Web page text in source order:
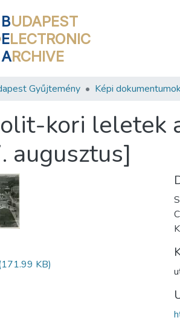
BUDAPEST
ELECTRONIC
ARCHIVE
Gyűjtemény Képi dokumentumok
kori leletek
augusztus]
KB)